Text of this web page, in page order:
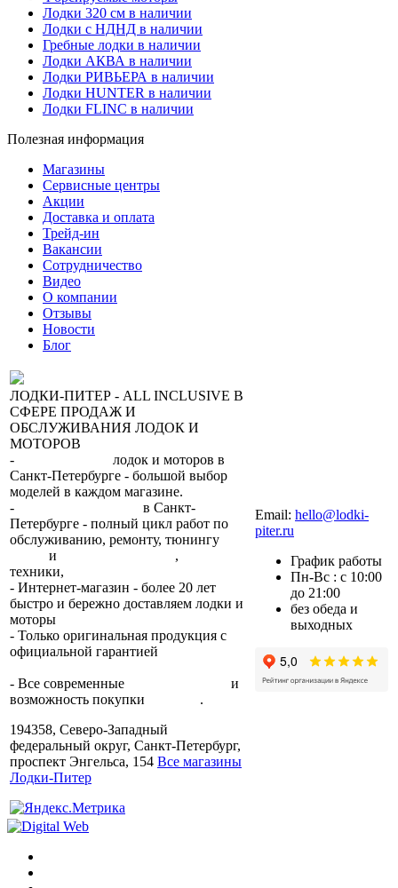
Лодки 320 см в наличии
Лодки с НДНД в наличии
Гребные лодки в наличии
Лодки АКВА в наличии
Лодки РИВЬЕРА в наличии
Лодки HUNTER в наличии
Лодки FLINC в наличии
Полезная информация
Магазины
Сервисные центры
Акции
Доставка и оплата
Трейд-ин
Вакансии
Сотрудничество
Видео
О компании
Отзывы
Новости
Блог
ЛОДКИ-ПИТЕР - ALL INCLUSIVE В
СФЕРЕ ПРОДАЖ И
ОБСЛУЖИВАНИЯ ЛОДОК И
МОТОРОВ
-
лодок и моторов в
Санкт-Петербурге - большой выбор
моделей в каждом магазине.
-
в Санкт-
Петербурге - полный цикл работ по
обслуживанию, ремонту, тюнингу
и ,
техники,
- Интернет-магазин - более 20 лет
быстро и бережно доставляем лодки и
моторы
- Только оригинальная продукция с
официальной гарантией
- Все современные
и
возможность покупки
.
194358, Северо-Западный
федеральный округ, Санкт-Петербург,
проспект Энгельса, 154 Все магазины
Лодки-Питер
Email: hello@lodki-
piter.ru
График работы
Пн-Вс : с 10:00
до 21:00
без обеда и
выходных